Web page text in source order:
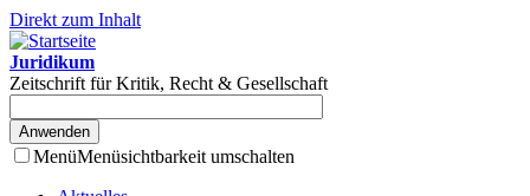
Direkt zum Inhalt
Juridikum
Zeitschrift für Kritik, Recht & Gesellschaft
MenüMenüsichtbarkeit umschalten